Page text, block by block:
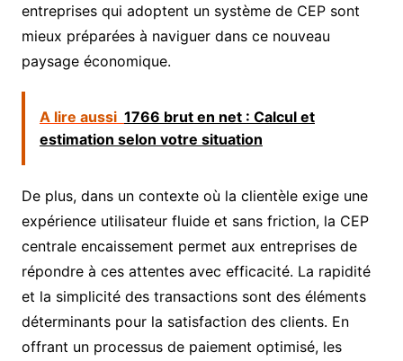
entreprises qui adoptent un système de CEP sont
mieux préparées à naviguer dans ce nouveau
paysage économique.
A lire aussi 1766 brut en net : Calcul et
estimation selon votre situation
De plus, dans un contexte où la clientèle exige une
expérience utilisateur fluide et sans friction, la CEP
centrale encaissement permet aux entreprises de
répondre à ces attentes avec efficacité. La rapidité
et la simplicité des transactions sont des éléments
déterminants pour la satisfaction des clients. En
offrant un processus de paiement optimisé, les